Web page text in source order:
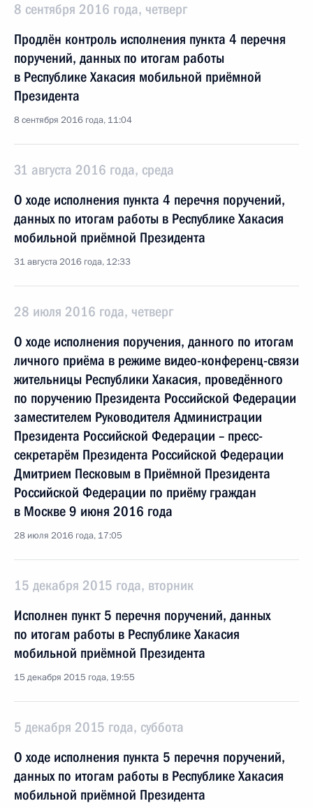
8 сентября 2016 года, четверг
Продлён контроль исполнения пункта 4 перечня
поручений, данных по итогам работы
в Республике Хакасия мобильной приёмной
Президента
8 сентября 2016 года, 11:04
31 августа 2016 года, среда
О ходе исполнения пункта 4 перечня поручений,
данных по итогам работы в Республике Хакасия
мобильной приёмной Президента
31 августа 2016 года, 12:33
28 июля 2016 года, четверг
О ходе исполнения поручения, данного по итогам
личного приёма в режиме видео-конференц-связи
жительницы Республики Хакасия, проведённого
по поручению Президента Российской Федерации
заместителем Руководителя Администрации
Президента Российской Федерации – пресс-
секретарём Президента Российской Федерации
Дмитрием Песковым в Приёмной Президента
Российской Федерации по приёму граждан
в Москве 9 июня 2016 года
28 июля 2016 года, 17:05
15 декабря 2015 года, вторник
Исполнен пункт 5 перечня поручений, данных
по итогам работы в Республике Хакасия
мобильной приёмной Президента
15 декабря 2015 года, 19:55
5 декабря 2015 года, суббота
О ходе исполнения пункта 5 перечня поручений,
данных по итогам работы в Республике Хакасия
мобильной приёмной Президента